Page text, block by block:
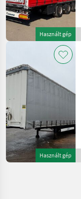
Használt gép
Használt gép